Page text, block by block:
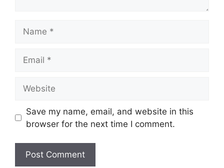
Save my name, email, and website in this
browser for the next time I comment.